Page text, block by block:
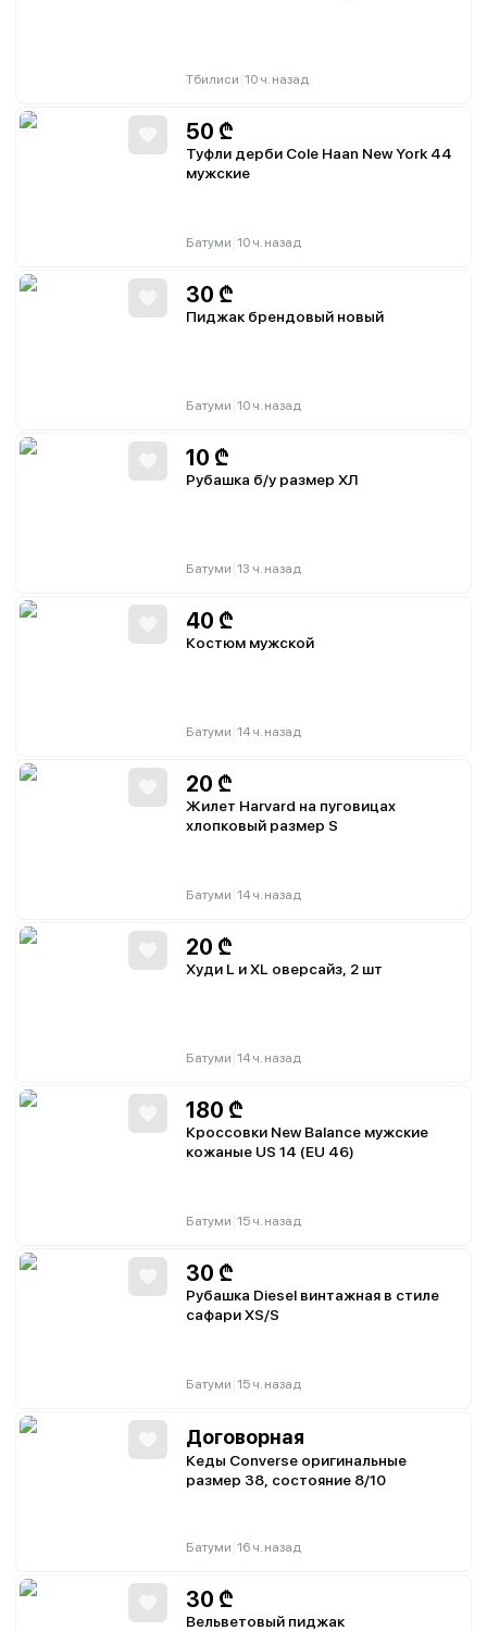
Тбилиси 10 ч. назад
50 ₾
Туфли дерби Cole Haan New York 44
мужские
Батуми 10 ч. назад
30 ₾
Пиджак брендовый новый
Батуми 10 ч. назад
10 ₾
Рубашка б/у размер ХЛ
Батуми 13 ч. назад
40 ₾
Костюм мужской
Батуми 14 ч. назад
20 ₾
Жилет Harvard на пуговицах
хлопковый размер S
Батуми 14 ч. назад
20 ₾
Худи L и XL оверсайз, 2 шт
Батуми 14 ч. назад
180 ₾
Кроссовки New Balance мужские
кожаные US 14 (EU 46)
Батуми 15 ч. назад
30 ₾
Рубашка Diesel винтажная в стиле
сафари XS/S
Батуми 15 ч. назад
Договорная
Кеды Converse оригинальные
размер 38, состояние 8/10
Батуми 16 ч. назад
30 ₾
Вельветовый пиджак